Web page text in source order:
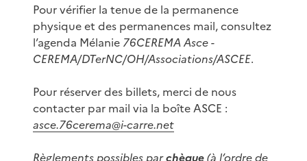
Pour vérifier la tenue de la permanence
physique et des permanences mail, consultez
l’agenda Mélanie 76CEREMA Asce -
CEREMA/DTerNC/OH/Associations/ASCEE.
Pour réserver des billets, merci de nous
contacter par mail via la boîte ASCE :
asce.76cerema@i-carre.net
Règlements possibles parchèque(à l’ordre de